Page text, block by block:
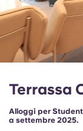
Terrassa
Alloggi per
a settembre 2025.